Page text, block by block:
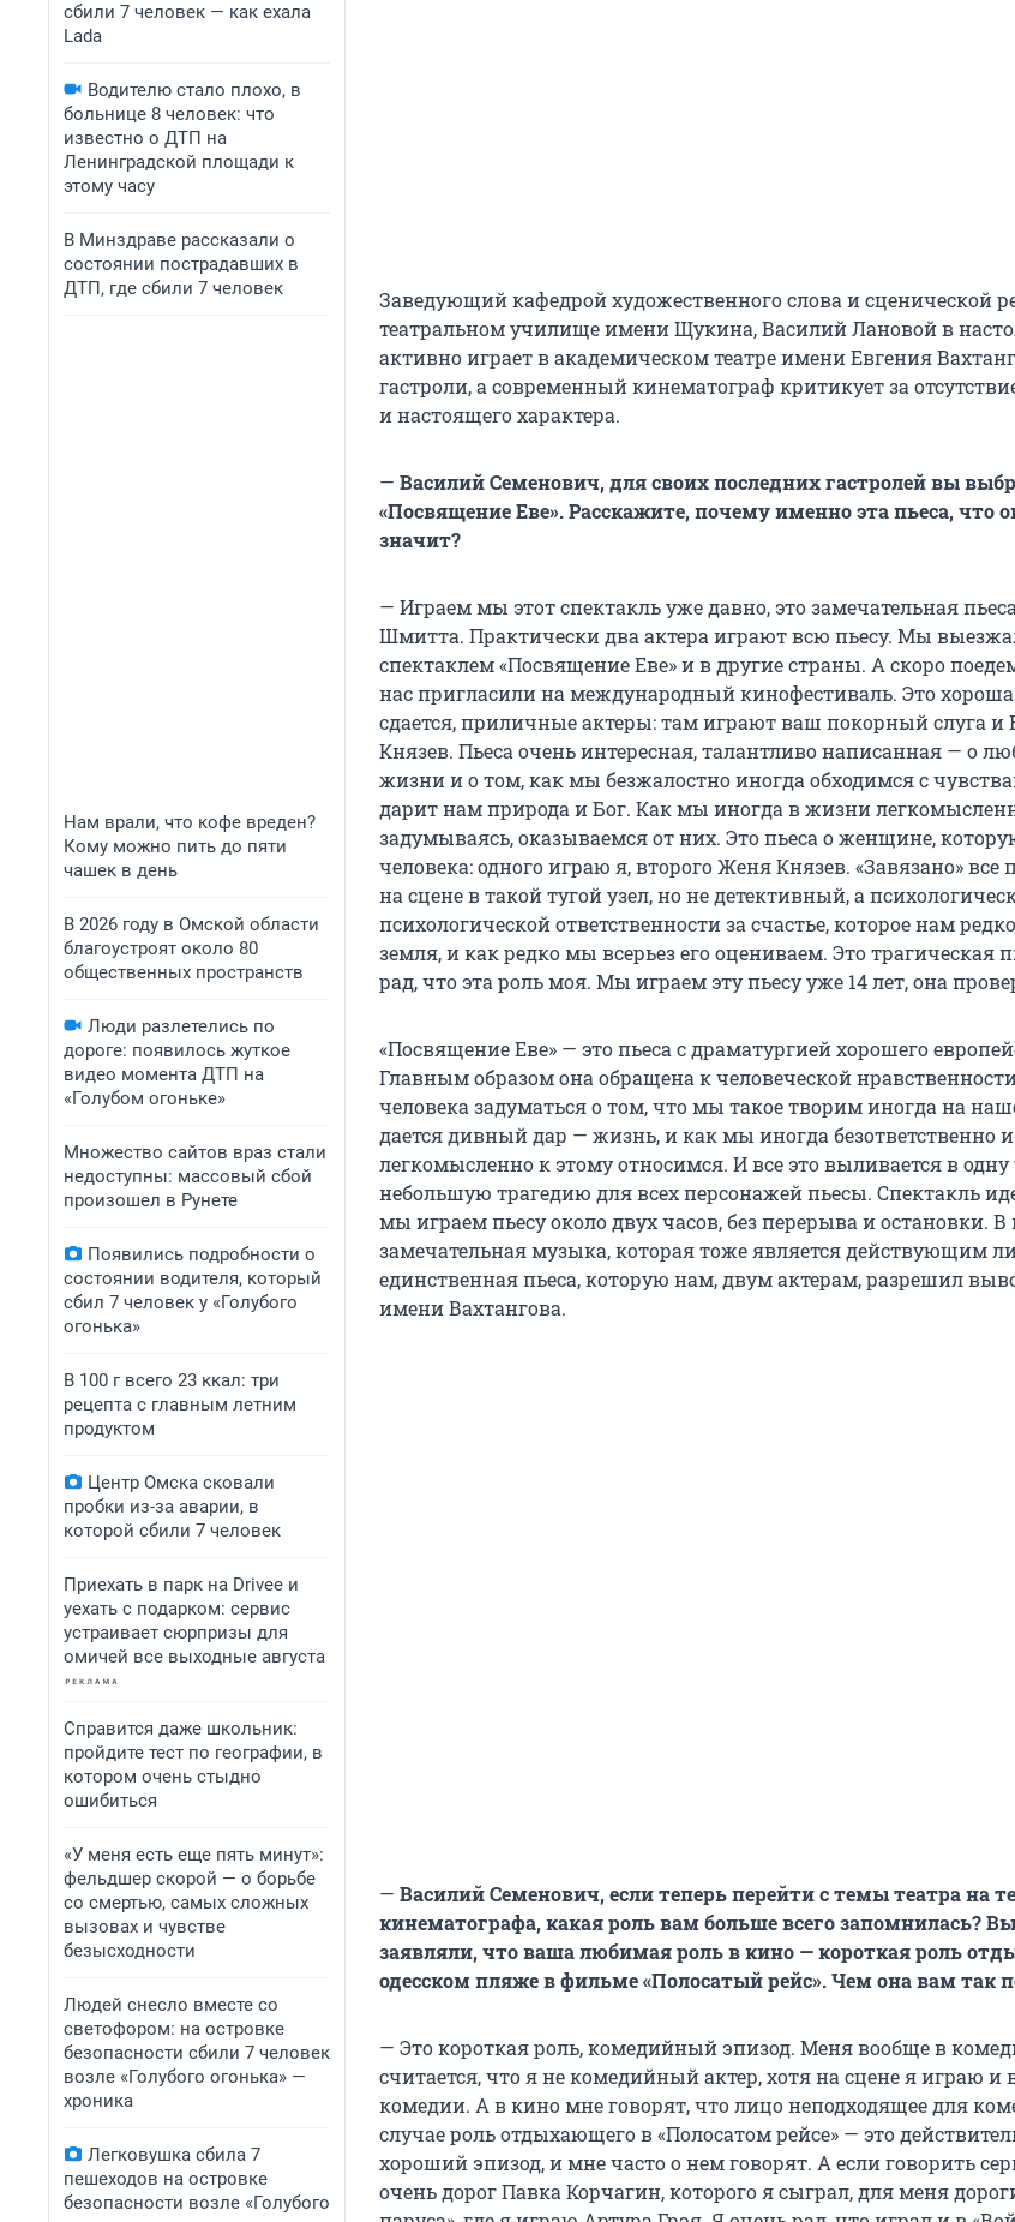
сбили 7 человек — как ехала
Lada
Водителю стало плохо, в
больнице 8 человек: что
известно о ДТП на
Ленинградской площади к
этому часу
В Минздраве рассказали о
состоянии пострадавших в
ДТП, где сбили 7 человек
Нам врали, что кофе вреден?
Кому можно пить до пяти
чашек в день
В 2026 году в Омской области
благоустроят около 80
общественных пространств
Люди разлетелись по
дороге: появилось жуткое
видео момента ДТП на
«Голубом огоньке»
Множество сайтов враз стали
недоступны: массовый сбой
произошел в Рунете
Появились подробности о
состоянии водителя, который
сбил 7 человек у «Голубого
огонька»
В 100 г всего 23 ккал: три
рецепта с главным летним
продуктом
Центр Омска сковали
пробки из-за аварии, в
которой сбили 7 человек
Приехать в парк на Drivee и
уехать с подарком: сервис
устраивает сюрпризы для
омичей все выходные августа
Справится даже школьник:
пройдите тест по географии, в
котором очень стыдно
ошибиться
«У меня есть еще пять минут»:
фельдшер скорой — о борьбе
со смертью, самых сложных
вызовах и чувстве
безысходности
Людей снесло вместе со
светофором: на островке
безопасности сбили 7 человек
возле «Голубого огонька» —
хроника
Легковушка сбила 7
пешеходов на островке
безопасности возле «Голубого
Заведующий кафедрой художественного слова и сценической
театральном училище имени Щукина, Василий Лановой в
активно играет в академическом театре имени Евгения
гастроли, а современный кинематограф критикует за
и настоящего характера.
— Василий Семенович, для своих последних гастролей вы
«Посвящение Еве». Расскажите, почему именно эта пьеса, что
значит?
— Играем мы этот спектакль уже давно, это замечательная
Шмитта. Практически два актера играют всю пьесу. Мы
спектаклем «Посвящение Еве» и в другие страны. А скоро
нас пригласили на международный кинофестиваль. Это
сдается, приличные актеры: там играют ваш покорный слуга и
Князев. Пьеса очень интересная, талантливо написанная — о
жизни и о том, как мы безжалостно иногда обходимся с
дарит нам природа и Бог. Как мы иногда в жизни
задумываясь, оказываемся от них. Это пьеса о женщине,
человека: одного играю я, второго Женя Князев. «Завязано» все
на сцене в такой тугой узел, но не детективный, а
психологической ответственности за счастье, которое нам
земля, и как редко мы всерьез его оцениваем. Это трагическая
рад, что эта роль моя. Мы играем эту пьесу уже 14 лет, она
«Посвящение Еве» — это пьеса с драматургией хорошего
Главным образом она обращена к человеческой
человека задуматься о том, что мы такое творим иногда на
дается дивный дар — жизнь, и как мы иногда безответственно и
легкомысленно к этому относимся. И все это выливается в
небольшую трагедию для всех персонажей пьесы. Спектакль
мы играем пьесу около двух часов, без перерыва и остановки. В
замечательная музыка, которая тоже является действующим
единственная пьеса, которую нам, двум актерам, разрешил
имени Вахтангова.
— Василий Семенович, если теперь перейти с темы театра на
кинематографа, какая роль вам больше всего запомнилась?
заявляли, что ваша любимая роль в кино — короткая роль
одесском пляже в фильме «Полосатый рейс». Чем она вам так
— Это короткая роль, комедийный эпизод. Меня вообще в
считается, что я не комедийный актер, хотя на сцене я играю и
комедии. А в кино мне говорят, что лицо неподходящее для
случае роль отдыхающего в «Полосатом рейсе» — это
хороший эпизод, и мне часто о нем говорят. А если говорить
очень дорог Павка Корчагин, которого я сыграл, для меня